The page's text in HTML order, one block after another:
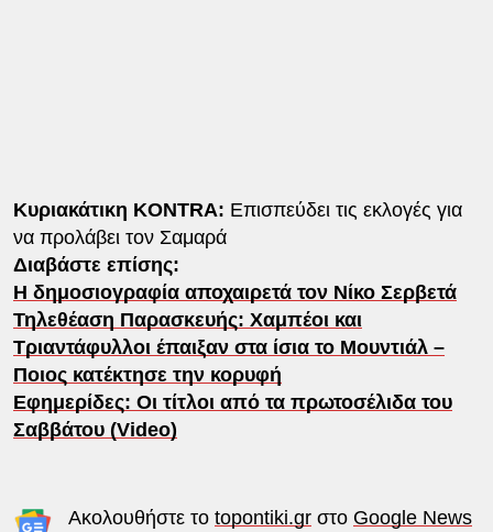
Κυριακάτικη ΚONTRA: Επισπεύδει τις εκλογές για
να προλάβει τον Σαμαρά
Διαβάστε επίσης:
Η δημοσιογραφία αποχαιρετά τον Νίκο Σερβετά
Τηλεθέαση Παρασκευής: Χαμπέοι και
Τριαντάφυλλοι έπαιξαν στα ίσια το Μουντιάλ –
Ποιος κατέκτησε την κορυφή
Εφημερίδες: Οι τίτλοι από τα πρωτοσέλιδα του
Σαββάτου (Video)
Ακολουθήστε το topontiki.grστο Google News